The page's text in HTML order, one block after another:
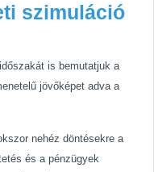
szimuláció
is bemutatjuk a
jövőképet adva a
nehéz döntésekre a
és a pénzügyek